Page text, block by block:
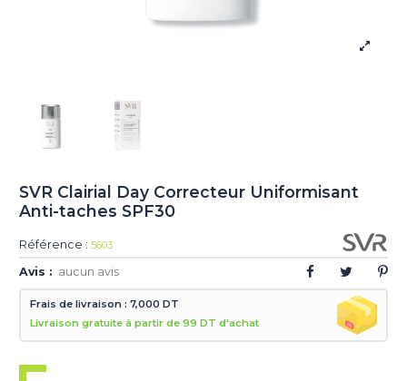
SVR Clairial Day Correcteur Uniformisant
Anti-taches SPF30
Référence : 5603
Avis : aucun avis
Frais de livraison : 7,000 DT
Livraison gratuite à partir de 99 DT d'achat